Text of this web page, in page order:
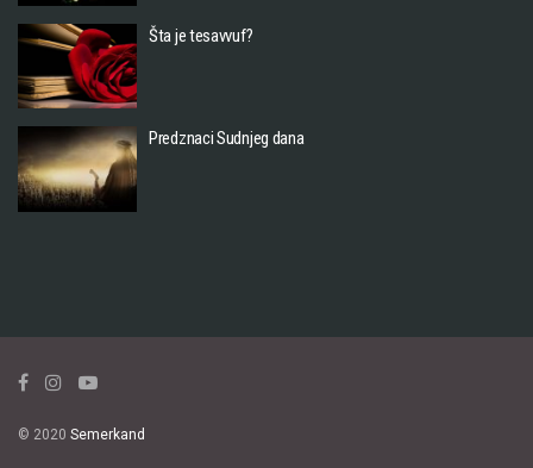
Šta je tesavvuf?
Predznaci Sudnjeg dana
© 2020 Semerkand